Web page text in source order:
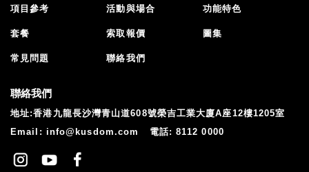
項目參考 活動與場合 功能特色
套餐 索取報價 圖集
常見問題 聯絡我們
聯絡我們
地址:香港九龍長沙灣青山道608號榮吉工業大廈A座12樓1205室
Email: info@kusdom.com 電話: 8112 0000